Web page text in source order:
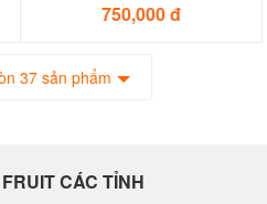
750,000 đ
37 sản phẩm
CÁC TỈNH